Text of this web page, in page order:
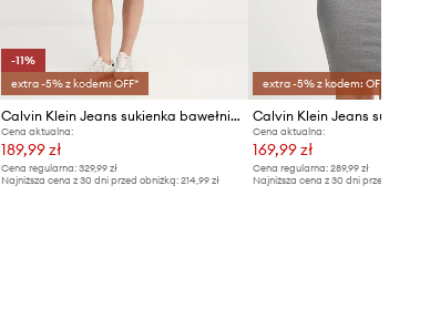
-11%
extra -5% z kodem: OFF*
Calvin Klein Jeans sukienka bawełniana z elastanem
Cena aktualna:
189,99 zł
Cena regularna:329,99 zł
Najniższa cena z 30 dni przed obniżką:214,99 zł
extra -5% z kodem: OFF*
Calvin Klein Jeans sukienka
Cena aktualna:
169,99 zł
Cena regularna: 289,99 zł
Najniższa cena z 30 dni przed obniżką: